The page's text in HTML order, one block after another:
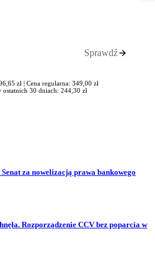
Sprawdź
zł | Cena regularna: 349,00 zł
ostatnich 30 dniach: 244,30 zł
za nowelizacją prawa bankowego
Rozporządzenie CCV bez poparcia w